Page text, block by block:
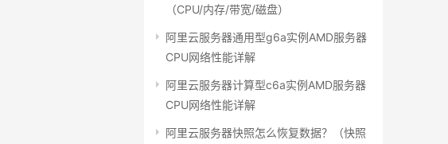
（CPU/内存/带宽/磁盘）
阿里云服务器通用型g6a实例AMD服务器
CPU网络性能详解
阿里云服务器计算型c6a实例AMD服务器
CPU网络性能详解
阿里云服务器快照怎么恢复数据？（快照